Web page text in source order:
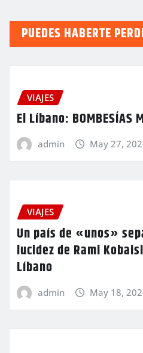
PUEDES HABERTE
VIAJES
El Líbano: BOMBESÍAS
admin May 27,
VIAJES
Un país de «unos»
lucidez de Rami
Líbano
admin May 18,